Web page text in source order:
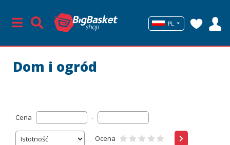
PL
Dom i ogród
Cena -
Ocena